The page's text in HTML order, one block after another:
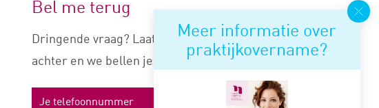
Meer informatie over
praktijkovername?
Bel me terug
Dringende vraag? Laat je nummer
achter en we bellen je snel terug.